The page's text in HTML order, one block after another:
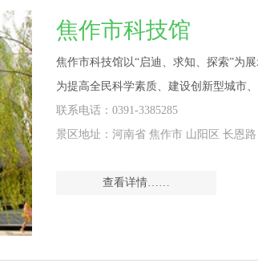
焦作市科技馆
焦作市科技馆以“启迪、求知、探索”为
为提高全民科学素质、建设创新型城市
联系电话：0391-3385285
景区地址：河南省 焦作市 山阳区 长恩路
查看详情……